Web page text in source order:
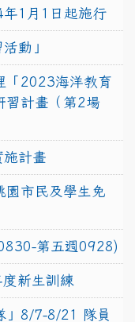
1月1日起施行
動」
「2023海洋教育
習計畫（第2場
施計畫
園市民及學生免
第五週0928)
新生訓練
」8/7-8/21 隊員